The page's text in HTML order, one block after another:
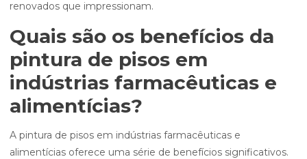
renovados que impressionam.
Quais são os benefícios da
pintura de pisos em
indústrias farmacêuticas e
alimentícias?
A pintura de pisos em indústrias farmacêuticas e
alimentícias oferece uma série de benefícios significativos.